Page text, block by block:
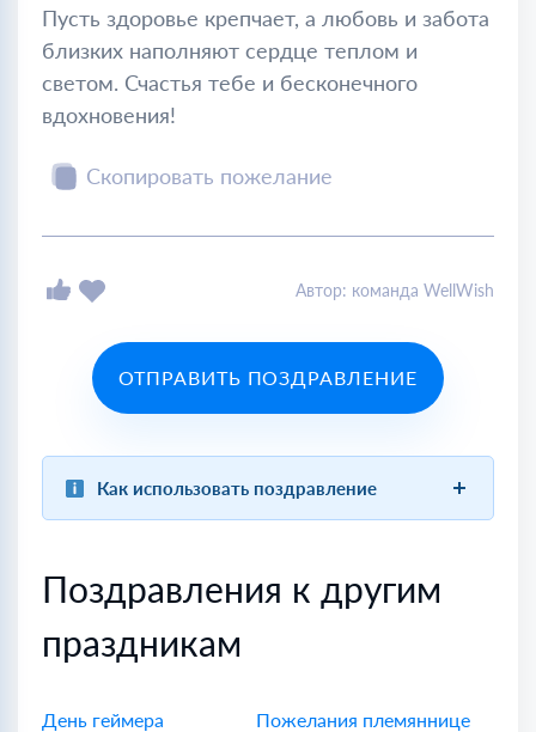
Пусть здоровье крепчает, а любовь и забота
близких наполняют сердце теплом и
светом. Счастья тебе и бесконечного
вдохновения!
Скопировать пожелание
Автор: команда WellWish
ОТПРАВИТЬ ПОЗДРАВЛЕНИЕ
Как использовать поздравление
Поздравления к другим
праздникам
День геймера Пожелания племяннице